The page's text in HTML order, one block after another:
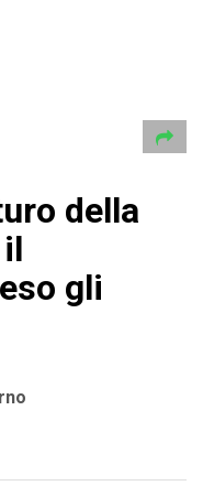
della
gli